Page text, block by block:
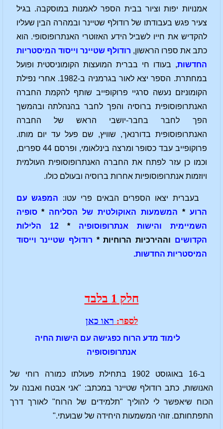
אמנויות יפות וציור בבית הספר לאמנות במוסקבה. בגיל
צעיר פגש בעבודתו של רודולף שטיינר ובמהרה הבין שעליו
להקדיש את חייו לשביל הידע האזוטרי האנתרופוסופי. הוא
כתב את ספרו הראשון, רודולף שטיינר וייסוד המיסטריות
החדשות, בעודו חי בברית המועצות הקומוניסטית ופועל
במחתרת. הספר יצא לאור בגרמניה ב-1982. אחרי נפילת
הקומוניזם נעשה סרגיי פרוקופייב שותף להקמת החברה
האנתרופוסופית ברוסיה והפך לחבר בהנהלתה ובהמשך
הפך לחבר בחבר-יושבי הראש של החברה
האנתרופוסופית בדורנאך, שוויץ, שם פעל עד יום מותו.
פרוקופייב עבד כסופר ומרצה בינלאומי, ופרסם 44 ספרים,
וכמו כן עזר לפתח את החברה האנתרופוסופית העולמית
ויוזמות אנתרופוסופיות אחרות ברוסיה ובעולם כולו.
בעברית יצאו הספרים הבאים פרי עטו: המפגש עם
הרוע * המשמעות האוקולטית של הסליחה *סופיה
השמיימית והישות אנתרופוסופיה *
12 הלילות
הקדושים וההירכיות הרוחיות * רודולף שטיינר וייסוד
המיסטריות החדשות.
חלק 1 בלבד
לספר: ראו כאן
לימוד מדע הרוח כפגישה עם הישות החיה
אנתרופוסופיה
ב-16 באוגוסט 1902 בתחילת פעולתו כמורה רוחי של
האנושות, כתב רודולף שטיינר במכתב: "אני אבטח ואבנה על
הכוח שיאפשר לי להוליך "תלמידים של הרוח" לאורך דרך
התפתחותם. זוהי המשמעות היחידה של שבועתי."